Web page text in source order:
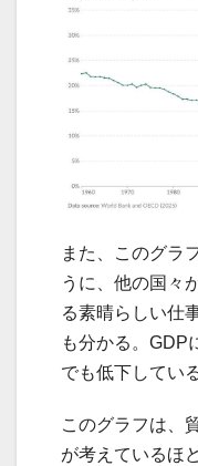
また、このグラ
うに、他の国々
る素晴らしい仕
も分かる。GDP
でも低下している
このグラフは、
が考えているほ